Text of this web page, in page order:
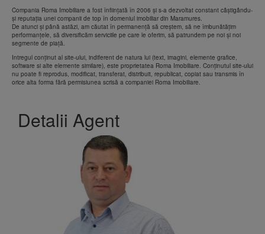
Compania Roma Imobiliare a fost înființată în 2006 și s-a dezvoltat constant câștigându-
și reputația unei companii de top în domeniul imobiliar din Maramures.
De atunci și până astăzi, am căutat în permanență să creștem, să ne îmbunătățim
performanțele, să diversificăm serviciile pe care le oferim, să patrundem pe noi și noi
segmente de piață.
Intregul conţinut al site-ului, indiferent de natura lui (text, imagini, elemente grafice,
software si alte elemente similare), este proprietatea Roma Imobiliare. Conţinutul site-ului
nu poate fi reprodus, modificat, transferat, distribuit, republicat, copiat sau transmis în
orice alta forma fără permisiunea scrisă a companiei Roma Imobiliare.
Detalii Agent